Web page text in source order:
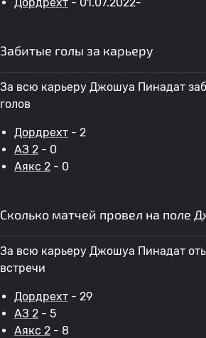
Забитые голы за карьеру
За всю карьеру Джошуа Пинадат
голов
Дордрехт - 2
АЗ 2 - 0
Аякс 2 - 0
Сколько матчей провел на поле
За всю карьеру Джошуа Пинадат
встречи
Дордрехт - 29
АЗ 2 - 5
Аякс 2 - 8